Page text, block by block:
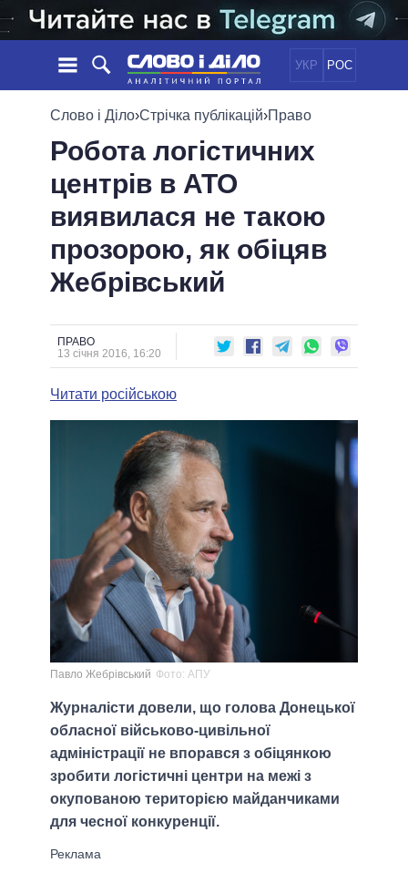
УКР РОС
НОВИНИ
СТРІЧКА
ПОДІЇ
СТАТТІ
ОГЛЯДИ
ДАЙДЖЕСТИ
ПОЛІТИКА
ЕКОНОМІКА
СУСПІЛЬСТВО
ОБIЦЯНКИ
ПОЛIТИКИ
ПРЕЗИДЕНТ І ОФІС
ВЕРХОВНА РАДА
ГОЛОВИ ОБЛАДМІНІСТРАЦІЙ
МЕРИ МІСТ
ВСІ ПЕРСОНИ
ВІДЕО
ПОРІВНЯННЯ ПОЛІТИКІВ
Слово і Діло›Стрічка публікацій›Право
Робота логістичних
центрів в АТО
виявилася не такою
прозорою, як обіцяв
Жебрівський
ПРАВО
13 січня 2016, 16:20
Читати російською
Павло Жебрівський Фото: АПУ
Журналісти довели, що голова Донецької
обласної військово-цивільної
адміністрації не впорався з обіцянкою
зробити логістичні центри на межі з
окупованою територією майданчиками
для чесної конкуренції.